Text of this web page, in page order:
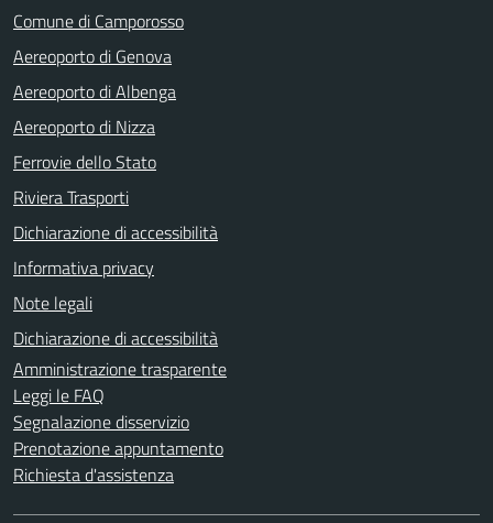
Comune di Camporosso
Aereoporto di Genova
Aereoporto di Albenga
Aereoporto di Nizza
Ferrovie dello Stato
Riviera Trasporti
Dichiarazione di accessibilità
Informativa privacy
Note legali
Dichiarazione di accessibilità
Amministrazione trasparente
Leggi le FAQ
Segnalazione disservizio
Prenotazione appuntamento
Richiesta d'assistenza